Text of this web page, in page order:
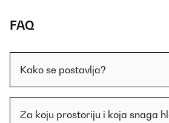
FAQ
Kako se postavlja?
Za koju prostoriju i koja snaga